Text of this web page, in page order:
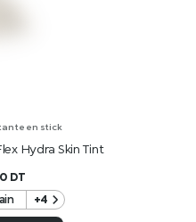
en stick
Hydra Skin Tint
DT
+4